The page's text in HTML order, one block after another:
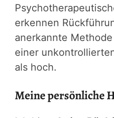
erkennen
anerkannte
einer
als hoch.
Meine persönliche